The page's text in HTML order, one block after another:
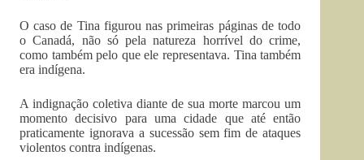
O caso de Tina figurou nas primeiras páginas de todo
o Canadá, não só pela natureza horrível do crime,
como também pelo que ele representava. Tina também
era indígena.
A indignação coletiva diante de sua morte marcou um
momento decisivo para uma cidade que até então
praticamente ignorava a sucessão sem fim de ataques
violentos contra indígenas.